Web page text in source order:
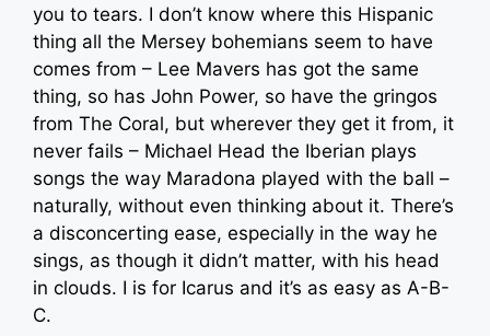
you to tears. I don’t know where this Hispanic
thing all the Mersey bohemians seem to have
comes from – Lee Mavers has got the same
thing, so has John Power, so have the gringos
from The Coral, but wherever they get it from, it
never fails – Michael Head the Iberian plays
songs the way Maradona played with the ball –
naturally, without even thinking about it. There’s
a disconcerting ease, especially in the way he
sings, as though it didn’t matter, with his head
in clouds. I is for Icarus and it’s as easy as A-B-
C.